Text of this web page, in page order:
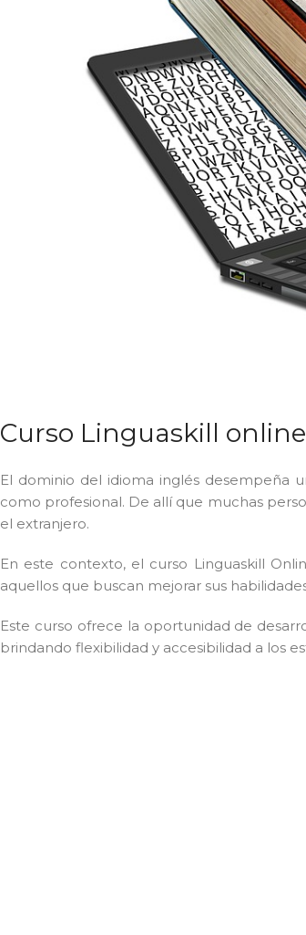
Curso Linguaskill
El dominio del idioma inglés
como profesional. De allí que muchas
el extranjero.
En este contexto, el curso Linguaskill
aquellos que buscan mejorar sus
Este curso ofrece la oportunidad de
brindando flexibilidad y accesibilidad a los